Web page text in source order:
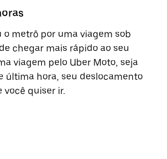
o metrô por uma viagem sob
chegar mais rápido ao seu
viagem pelo Uber Moto, seja
última hora, seu deslocamento
você quiser ir.